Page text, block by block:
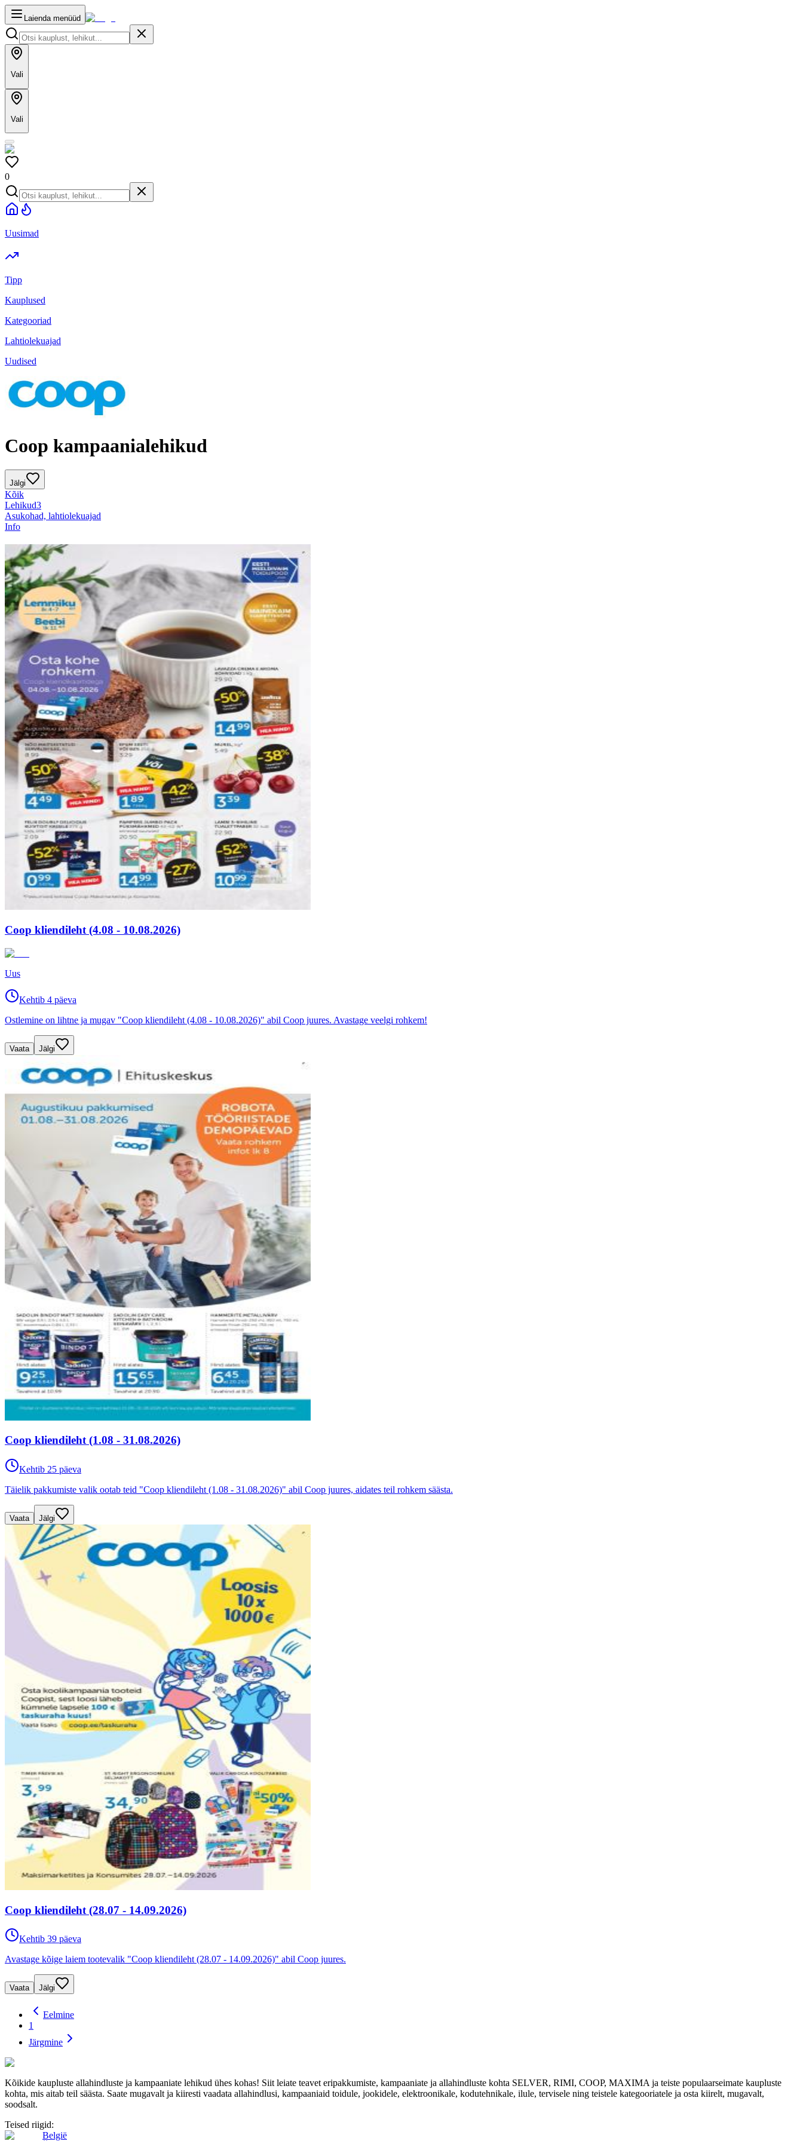
Laienda menüüd
Vali
Vali
0
Uusimad
Tipp
Kauplused
Kategooriad
Lahtiolekuajad
Uudised
Coop kampaanialehikud
Jälgi
Kõik
Lehikud3
Asukohad, lahtiolekuajad
Info
Coop kliendileht (4.08 - 10.08.2026)
Uus
Kehtib 4 päeva
Ostlemine on lihtne ja mugav "Coop kliendileht (4.08 - 10.08.2026)" abil Coop juures. Avastage veelgi rohkem!
Vaata Jälgi
Coop kliendileht (1.08 - 31.08.2026)
Kehtib 25 päeva
Täielik pakkumiste valik ootab teid "Coop kliendileht (1.08 - 31.08.2026)" abil Coop juures, aidates teil rohkem säästa.
Vaata Jälgi
Coop kliendileht (28.07 - 14.09.2026)
Kehtib 39 päeva
Avastage kõige laiem tootevalik "Coop kliendileht (28.07 - 14.09.2026)" abil Coop juures.
Vaata Jälgi
Eelmine
1
Järgmine
Kõikide kaupluste allahindluste ja kampaaniate lehikud ühes kohas! Siit leiate teavet eripakkumiste, kampaaniate ja allahindluste kohta SELVER, RIMI, COOP, MAXIMA ja teiste populaarseimate kaupluste
kohta, mis aitab teil säästa. Saate mugavalt ja kiiresti vaadata allahindlusi, kampaaniaid toidule, jookidele, elektroonikale, kodutehnikale, ilule, tervisele ning teistele kategooriatele ja osta kiirelt, mugavalt,
soodsalt.
Teised riigid:
België